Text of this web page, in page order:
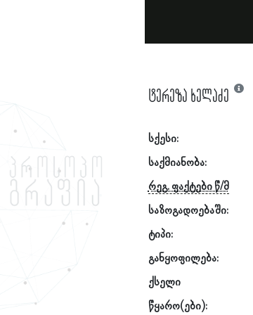
ტერეზა ხელაძე
სქესი:
საქმიანობა:
რეგ. ფაქტები წ/მ
საზოგადოებაში:
ტიპი:
განყოფილება:
ქსელი
წყარო(ები):